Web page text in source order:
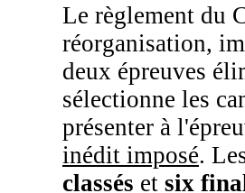
Le règlement du
réorganisation,
deux épreuves
sélectionne les
présenter à
inédit imposé.
classés et six